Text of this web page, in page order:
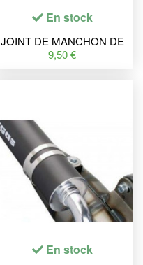
En stock
JOINT DE MANCHON DE
POT D'ECHAPPEMENT
9,50 €
En stock